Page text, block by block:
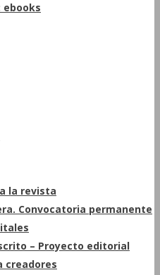
la revista
Convocatoria permanente
– Proyecto editorial
creadores